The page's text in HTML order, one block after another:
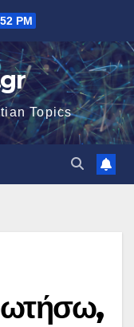
PM
Topics